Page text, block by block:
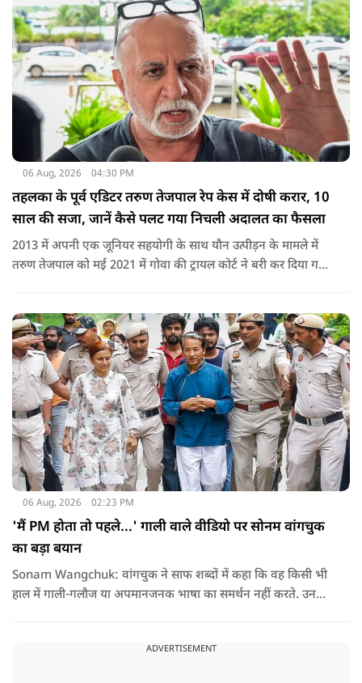
06 Aug, 2026 04:30 PM
तहलका के पूर्व एडिटर तरुण तेजपाल रेप केस में दोषी करार, 10
साल की सजा, जानें कैसे पलट गया निचली अदालत का फैसला
2013 में अपनी एक जूनियर सहयोगी के साथ यौन उत्पीड़न के मामले में
तरुण तेजपाल को मई 2021 में गोवा की ट्रायल कोर्ट ने बरी कर दिया गया
06 Aug, 2026 02:23 PM
'मैं PM होता तो पहले...' गाली वाले वीडियो पर सोनम वांगचुक
का बड़ा बयान
Sonam Wangchuk: वांगचुक ने साफ शब्दों में कहा कि वह किसी भी
हाल में गाली-गलौज या अपमानजनक भाषा का समर्थन नहीं करते. उनका
ADVERTISEMENT